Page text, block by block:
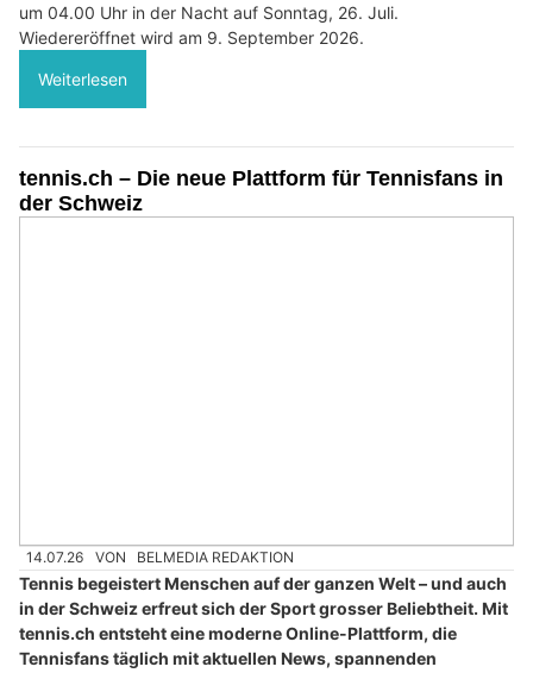
um 04.00 Uhr in der Nacht auf Sonntag, 26. Juli.
Wiedereröffnet wird am 9. September 2026.
Weiterlesen
tennis.ch – Die neue Plattform für Tennisfans in
der Schweiz
14.07.26 VON BELMEDIA REDAKTION
Tennis begeistert Menschen auf der ganzen Welt – und auch
in der Schweiz erfreut sich der Sport grosser Beliebtheit. Mit
tennis.ch entsteht eine moderne Online-Plattform, die
Tennisfans täglich mit aktuellen News, spannenden